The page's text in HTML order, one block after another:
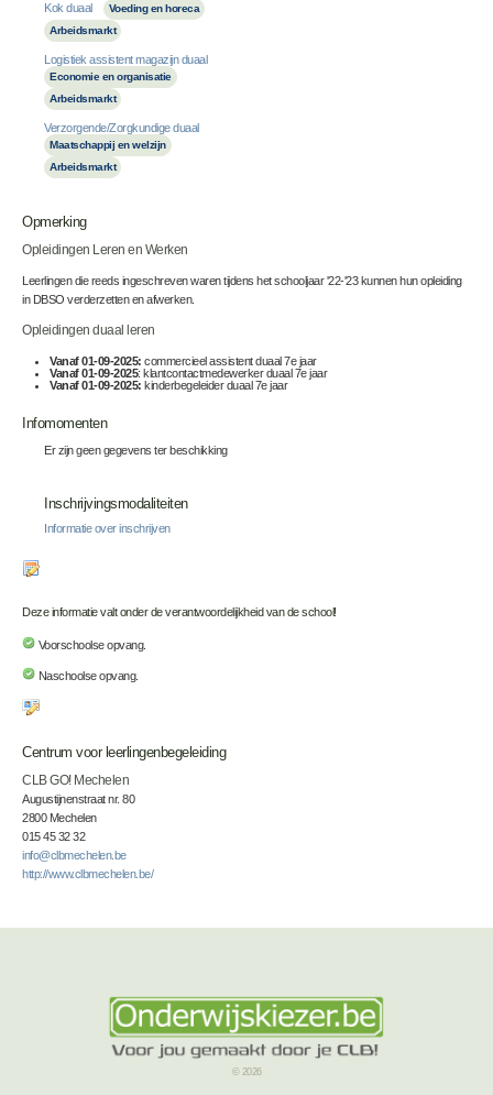
Kok duaal
Voeding en horeca
Arbeidsmarkt
Logistiek assistent magazijn duaal
Economie en organisatie
Arbeidsmarkt
Verzorgende/Zorgkundige duaal
Maatschappij en welzijn
Arbeidsmarkt
Opmerking
Opleidingen Leren en Werken
Leerlingen die reeds ingeschreven waren tijdens het schooljaar '22-'23 kunnen hun opleiding
in DBSO verderzetten en afwerken.
Opleidingen duaal leren
Vanaf 01-09-2025: commercieel assistent duaal 7e jaar
Vanaf 01-09-2025: klantcontactmedewerker duaal 7e jaar
Vanaf 01-09-2025: kinderbegeleider duaal 7e jaar
Infomomenten
Er zijn geen gegevens ter beschikking
Inschrijvingsmodaliteiten
Informatie over inschrijven
Deze informatie valt onder de verantwoordelijkheid van de school!
Voorschoolse opvang.
Naschoolse opvang.
Centrum voor leerlingenbegeleiding
CLB GO! Mechelen
Augustijnenstraat nr. 80
2800 Mechelen
015 45 32 32
info@clbmechelen.be
http://www.clbmechelen.be/
© 2026